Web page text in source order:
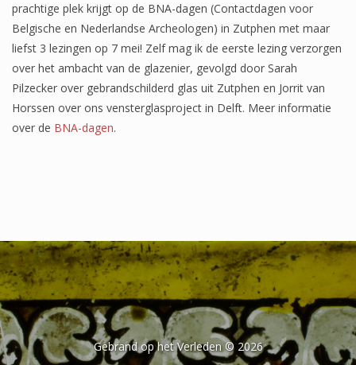
Het onderzoek
Publicaties
Over de onderzoeker
Literatuurlijst
prachtige plek krijgt op de BNA-dagen (Contactdagen voor
Belgische en Nederlandse Archeologen) in Zutphen met maar
liefst 3 lezingen op 7 mei! Zelf mag ik de eerste lezing verzorgen
over het ambacht van de glazenier, gevolgd door Sarah
Pilzecker over gebrandschilderd glas uit Zutphen en Jorrit van
Horssen over ons vensterglasproject in Delft. Meer informatie
over de BNA-dagen.
Gebrand op het Verleden © 2026